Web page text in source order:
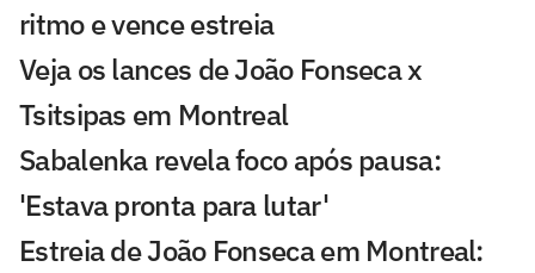
ritmo e vence estreia
Veja os lances de João Fonseca x
Tsitsipas em Montreal
Sabalenka revela foco após pausa:
'Estava pronta para lutar'
Estreia de João Fonseca em Montreal: